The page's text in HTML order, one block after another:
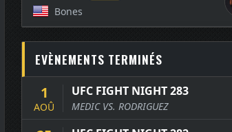
Bones
EVÈNEMENTS TERMINÉS
1
AOÛ
UFC FIGHT NIGHT 283
MEDIC VS. RODRIGUEZ